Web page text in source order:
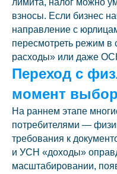
лимита, налог можно
взносы. Если бизнес
направление с
пересмотреть режим в
расходы» или даже
Переход с
момент
На раннем этапе
потребителями —
требования к
и УСН «доходы»
масштабировании,